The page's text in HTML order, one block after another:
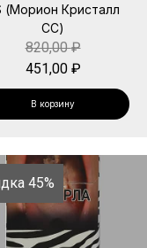
(Морион Кристалл
СС)
820,00₽
451,00 ₽
В корзину
45%